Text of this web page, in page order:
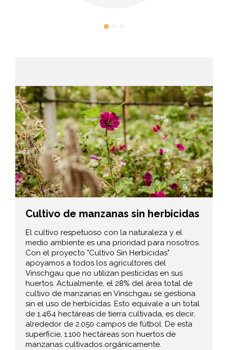
Cultivo de manzanas sin herbicidas
El cultivo respetuoso con la naturaleza y el
medio ambiente es una prioridad para nosotros.
Con el proyecto "Cultivo Sin Herbicidas"
apoyamos a todos los agricultores del
Vinschgau que no utilizan pesticidas en sus
huertos. Actualmente, el 28% del área total de
cultivo de manzanas en Vinschgau se gestiona
sin el uso de herbicidas. Esto equivale a un total
de 1.464 hectáreas de tierra cultivada, es decir,
alrededor de 2.050 campos de fútbol. De esta
superficie, 1.100 hectáreas son huertos de
manzanas cultivados orgánicamente.